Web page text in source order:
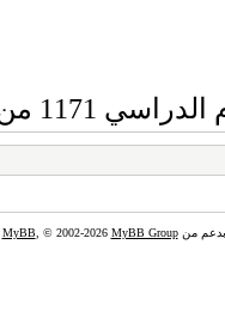
سنة 2017/2018
, بدعم من MyBB, © 2002-2026 MyBB Group